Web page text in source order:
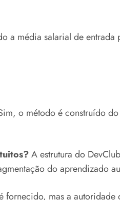
a média salarial de
o método é construído
A estrutura do
do aprendizado
mas a